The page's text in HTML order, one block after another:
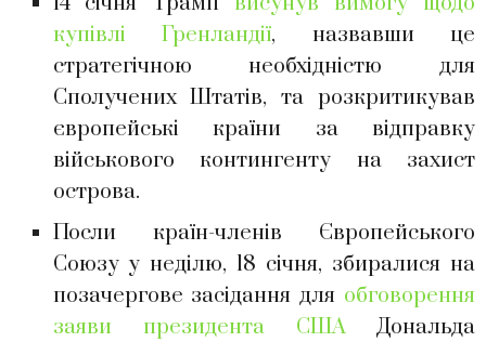
купівлі Гренландії, назвавши це
стратегічною необхідністю для
Сполучених Штатів, та розкритикував
європейські країни за відправку
військового контингенту на захист
острова.
Посли країн-членів Європейського
Союзу у неділю, 18 січня, збиралися на
позачергове засідання для обговорення
заяви президента СШАДональда